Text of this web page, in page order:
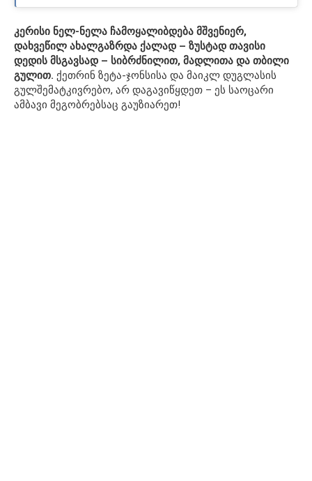
კერისი ნელ-ნელა ჩამოყალიბდება მშვენიერ,
დახვეწილ ახალგაზრდა ქალად – ზუსტად თავისი
დედის მსგავსად – სიბრძნილით, მადლითა და თბილი
გულით. ქეთრინ ზეტა-ჯონსისა და მაიკლ დუგლასის
გულშემატკივრებო, არ დაგავიწყდეთ – ეს საოცარი
ამბავი მეგობრებსაც გაუზიარეთ!